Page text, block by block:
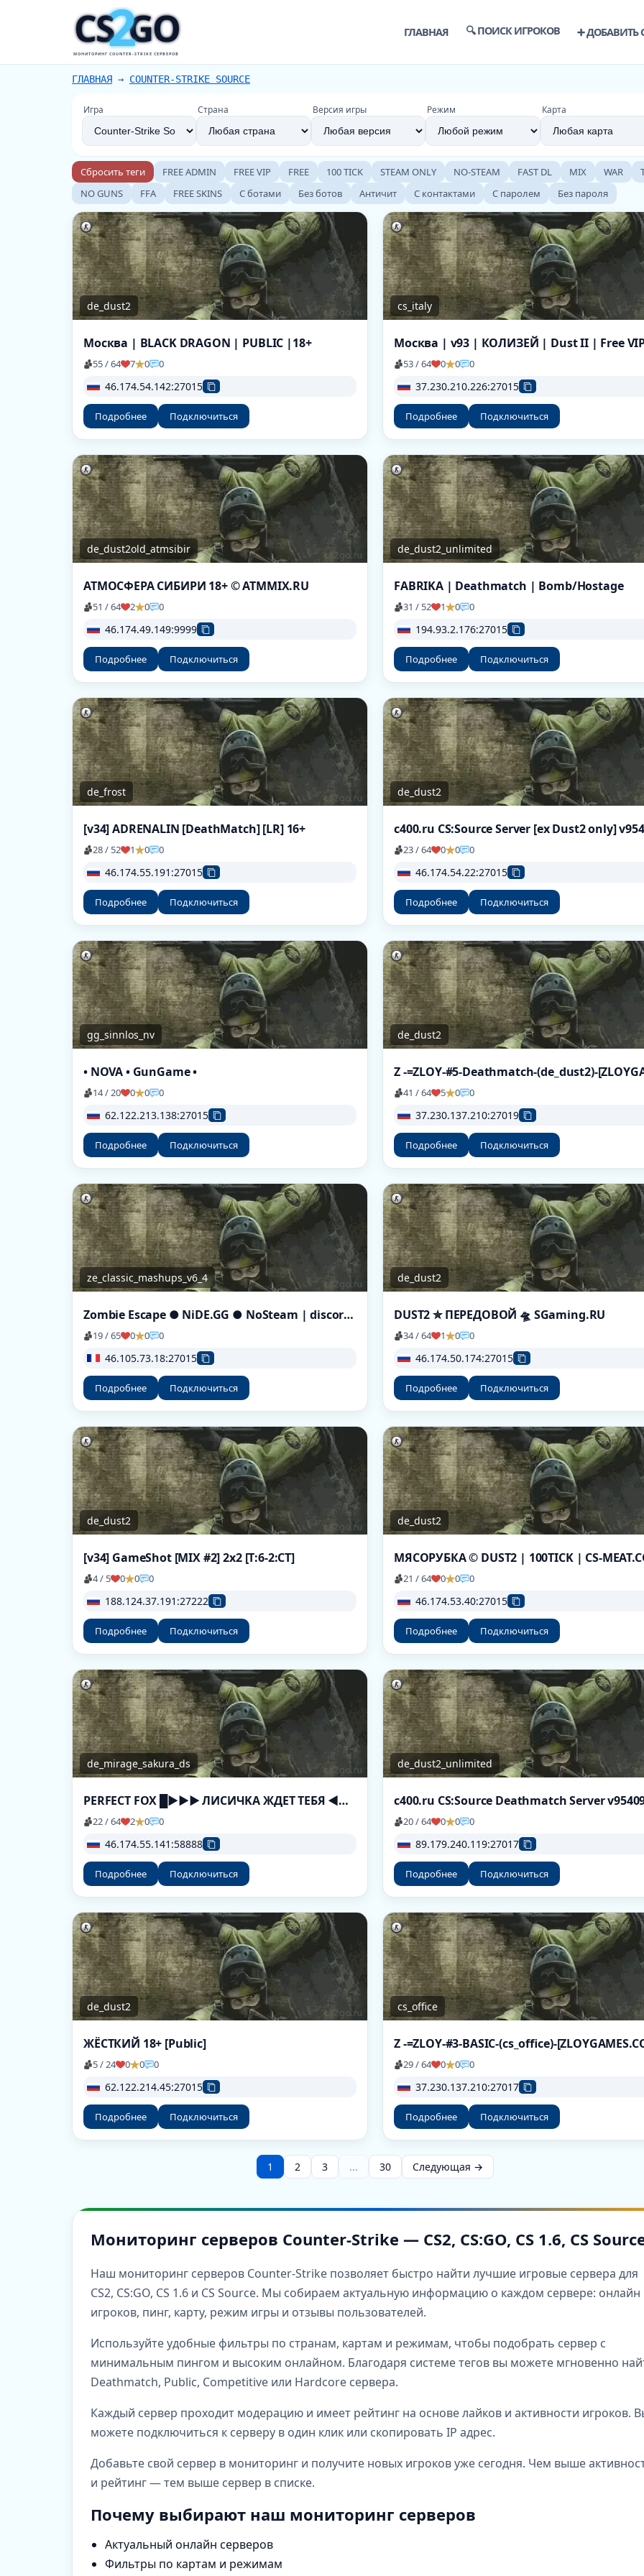
CS GO
2
МОНИТОРИНГ COUNTER-STRIKE СЕРВЕРОВ
ГЛАВНАЯ 🔍 ПОИСК ИГРОКОВ ➕ ДОБАВИТЬ
ГЛАВНАЯ → COUNTER-STRIKE SOURCE
Игра Страна Версия игры Режим Карта
Сбросить теги FREE ADMIN FREE VIP FREE 100 TICK STEAM ONLY NO-STEAM FAST DL MIX WAR
NO GUNS
FFA FREE SKINS С ботами Без ботов Античит С контактами С паролем Без пароля
de_dust2
Москва | BLACK DRAGON | PUBLIC |18+
55 / 64 7 0 0
46.174.54.142:27015
Подробнее Подключиться
cs_italy
53 / 64 0 0 0
37.230.210.226:27015
Подробнее Подключиться
de_dust2old_atmsibir
АТМОСФЕРА СИБИРИ 18+ © ATMMIX.RU
51 / 64 2 0 0
46.174.49.149:9999
Подробнее Подключиться
de_dust2_unlimited
FABRIKA | Deathmatch | Bomb/Hostage
31 / 52 1 0 0
194.93.2.176:27015
Подробнее Подключиться
de_frost
[v34] ADRENALIN [DeathMatch] [LR] 16+
28 / 52 1 0 0
46.174.55.191:27015
Подробнее Подключиться
de_dust2
23 / 64 0 0 0
46.174.54.22:27015
Подробнее Подключиться
gg_sinnlos_nv
• NOVA • GunGame •
14 / 20 0 0 0
62.122.213.138:27015
Подробнее Подключиться
de_dust2
41 / 64 5 0 0
37.230.137.210:27019
Подробнее Подключиться
ze_classic_mashups_v6_4
Zombie Escape ● NiDE.GG ● NoSteam | discord.gg/nide
19 / 65 0 0 0
46.105.73.18:27015
Подробнее Подключиться
de_dust2
DUST2 ✮ ПEPEДOBOЙ 🛸 SGaming.RU
34 / 64 1 0 0
46.174.50.174:27015
Подробнее Подключиться
de_dust2
[v34] GameShot [MIX #2] 2x2 [T:6-2:CT]
4 / 5 0 0 0
188.124.37.191:27222
Подробнее Подключиться
de_dust2
МЯСОРУБКА © DUST2 | 100TICK | CS-
21 / 64 0 0 0
46.174.53.40:27015
Подробнее Подключиться
de_mirage_sakura_ds
PERFECT FOX █►►► ЛИCИЧKA ЖДET TEБЯ ◄◄◄█
22 / 64 2 0 0
46.174.55.141:58888
Подробнее Подключиться
de_dust2_unlimited
c400.ru CS:Source Deathmatch Server
20 / 64 0 0 0
89.179.240.119:27017
Подробнее Подключиться
de_dust2
ЖЁСТКИЙ 18+ [Public]
5 / 24 0 0 0
62.122.214.45:27015
Подробнее Подключиться
cs_office
29 / 64 0 0 0
37.230.137.210:27017
Подробнее Подключиться
1 2 3 ... 30 Следующая →
Мониторинг серверов Counter-Strike — CS2, CS:GO, CS 1.6, CS
Наш мониторинг серверов Counter-Strike позволяет быстро найти лучшие игровые сервера для
CS2, CS:GO, CS 1.6 и CS Source. Мы собираем актуальную информацию о каждом сервере: онлайн
игроков, пинг, карту, режим игры и отзывы пользователей.
Используйте удобные фильтры по странам, картам и режимам, чтобы подобрать сервер с
минимальным пингом и высоким онлайном. Благодаря системе тегов вы можете мгновенно
Deathmatch, Public, Competitive или Hardcore сервера.
Каждый сервер проходит модерацию и имеет рейтинг на основе лайков и активности игроков.
можете подключиться к серверу в один клик или скопировать IP адрес.
Добавьте свой сервер в мониторинг и получите новых игроков уже сегодня. Чем выше
и рейтинг — тем выше сервер в списке.
Почему выбирают наш мониторинг серверов
Актуальный онлайн серверов
Фильтры по картам и режимам